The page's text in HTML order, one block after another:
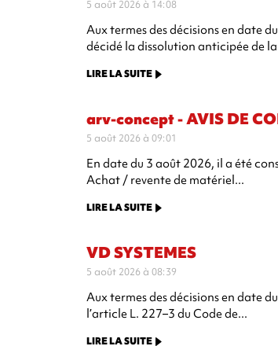
5 août 2026 à 14:08
Aux termes des décisions en date
décidé la dissolution anticipée de
LIRE LA SUITE
arv-concept - AVIS DE
5 août 2026 à 09:01
En date du 3 août 2026, il a été
Achat / revente de matériel...
LIRE LA SUITE
VD SYSTEMES
5 août 2026 à 08:39
Aux termes des décisions en date
l’article L. 227–3 du Code de...
LIRE LA SUITE